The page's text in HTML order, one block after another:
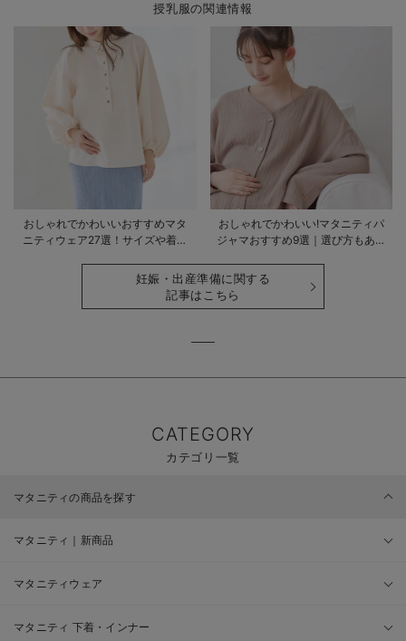
授乳服の関連情報
おしゃれでかわいいおすすめマタ
ニティウェア27選！サイズや着る
おしゃれでかわいい!マタニティパ
ジャマおすすめ9選｜選び方もあわ
妊娠・出産準備に関する
記事はこちら
CATEGORY
カテゴリ一覧
マタニティの商品を探す
マタニティ｜新商品
マタニティウェア
マタニティ 下着・インナー